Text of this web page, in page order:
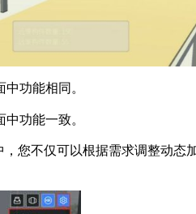
中功能相同。
中功能一致。
，您不仅可以根据需求调整动